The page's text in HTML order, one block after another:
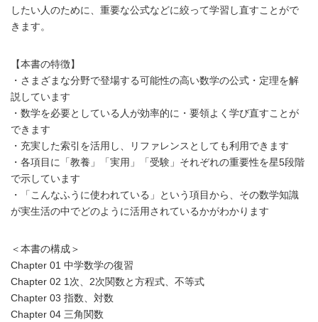
したい人のために、重要な公式などに絞って学習し直すことがで
きます。
【本書の特徴】
・さまざまな分野で登場する可能性の高い数学の公式・定理を解
説しています
・数学を必要としている人が効率的に・要領よく学び直すことが
できます
・充実した索引を活用し、リファレンスとしても利用できます
・各項目に「教養」「実用」「受験」それぞれの重要性を星5段階
で示しています
・「こんなふうに使われている」という項目から、その数学知識
が実生活の中でどのように活用されているかがわかります
＜本書の構成＞
Chapter 01 中学数学の復習
Chapter 02 1次、2次関数と方程式、不等式
Chapter 03 指数、対数
Chapter 04 三角関数